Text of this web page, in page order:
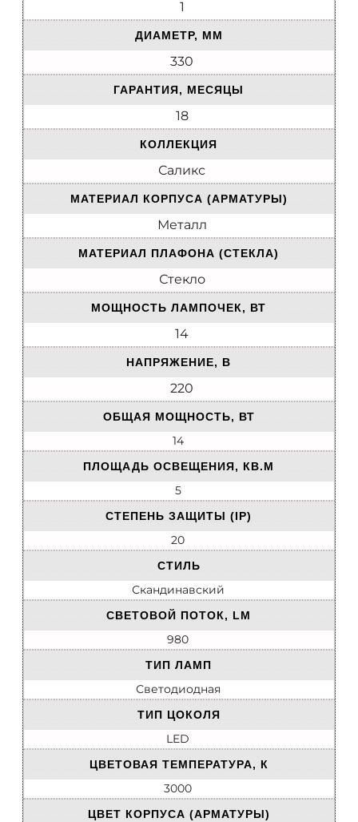
1
ДИАМЕТР, ММ
330
ГАРАНТИЯ, МЕСЯЦЫ
18
КОЛЛЕКЦИЯ
Саликс
МАТЕРИАЛ КОРПУСА (АРМАТУРЫ)
Металл
МАТЕРИАЛ ПЛАФОНА (СТЕКЛА)
Стекло
МОЩНОСТЬ ЛАМПОЧЕК, ВТ
14
НАПРЯЖЕНИЕ, В
220
ОБЩАЯ МОЩНОСТЬ, ВТ
14
ПЛОЩАДЬ ОСВЕЩЕНИЯ, КВ.М
5
СТЕПЕНЬ ЗАЩИТЫ (IP)
20
СТИЛЬ
Скандинавский
СВЕТОВОЙ ПОТОК, LM
980
ТИП ЛАМП
Светодиодная
ТИП ЦОКОЛЯ
LED
ЦВЕТОВАЯ ТЕМПЕРАТУРА, К
3000
ЦВЕТ КОРПУСА (АРМАТУРЫ)